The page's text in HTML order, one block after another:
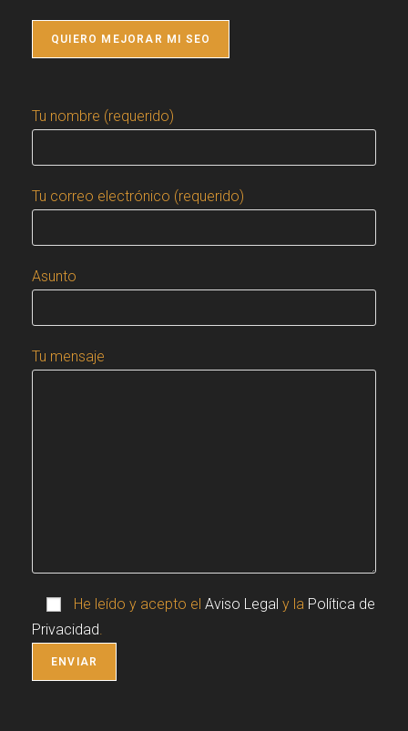
Tu nombre (requerido)
Tu correo electrónico (requerido)
Asunto
Tu mensaje
He leído y acepto el Aviso Legal y la Política de
Privacidad.